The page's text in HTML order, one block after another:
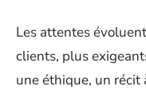
Les attentes
clients, plus
une éthique, un récit